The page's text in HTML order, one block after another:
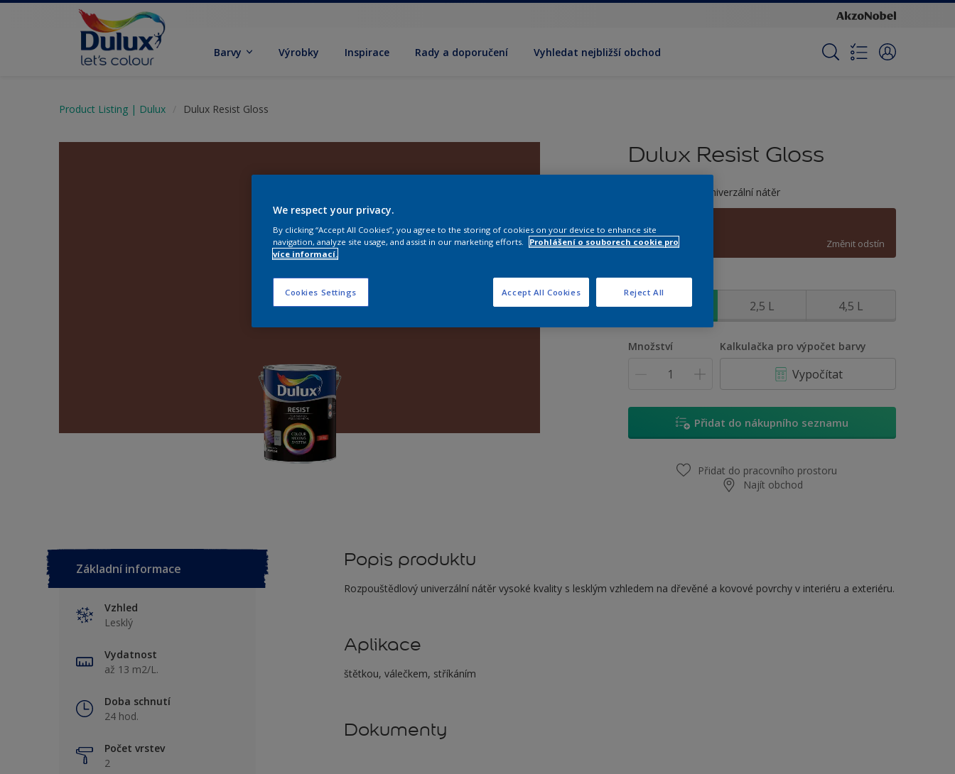
Barvy Výrobky Inspirace Rady a doporučení Vyhledat nejbližší obchod
Product Listing | Dulux Dulux Resist Gloss
Dulux Resist Gloss
Rozpouštědlový univerzální nátěr
C5.27.28
Změnit odstín
Velikost
0,7 L 2,5 L 4,5 L
Množství Kalkulačka pro výpočet barvy
Vypočítat
Přidat do nákupního seznamu
Přidat do pracovního prostoru
Najít obchod
Základní informace
Vzhled
Lesklý
Vydatnost
až 13 m2/L.
Doba schnutí
24 hod.
Počet vrstev
2
Popis produktu
Rozpouštědlový univerzální nátěr vysoké kvality s lesklým vzhledem na dřevěné a kovové povrchy v interiéru a exteriéru.
Aplikace
štětkou, válečkem, stříkáním
Dokumenty
We respect your privacy.
By clicking “Accept All Cookies”, you agree to the storing of cookies on your device to enhance site
navigation, analyze site usage, and assist in our marketing efforts.
Prohlášení o souborech cookie pro
více informací.
Cookies Settings Reject All
Accept All Cookies